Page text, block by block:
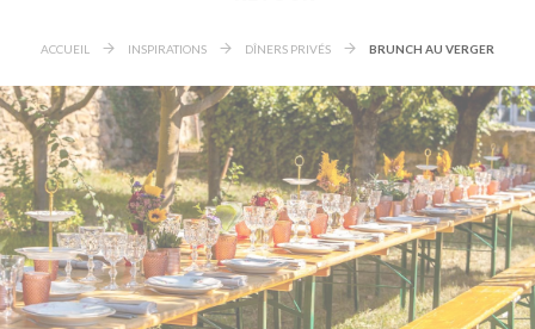
ACCUEIL INSPIRATIONS DÎNERS PRIVÉS BRUNCH AU VERGER